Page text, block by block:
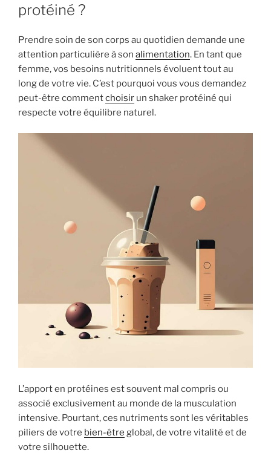
protéiné ?
Prendre soin de son corps au quotidien demande une
attention particulière à son alimentation. En tant que
femme, vos besoins nutritionnels évoluent tout au
long de votre vie. C’est pourquoi vous vous demandez
peut-être commentchoisir un shaker protéiné qui
respecte votre équilibre naturel.
L’apport en protéines est souvent mal compris ou
associé exclusivement au monde de la musculation
intensive. Pourtant, ces nutriments sont les véritables
piliers de votre bien-être global, de votre vitalité et de
votre silhouette.